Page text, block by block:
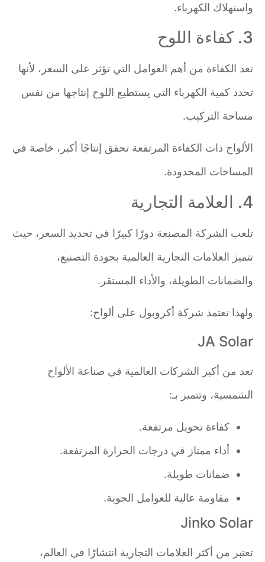
واستهلاك الكهرباء.
تعد الكفاءة من أهم العوامل التي تؤثر على السعر، لأنها
تحدد كمية الكهرباء التي يستطيع اللوح إنتاجها من نفس
مساحة التركيب.
الألواح ذات الكفاءة المرتفعة تحقق إنتاجًا أكبر، خاصة في
المساحات المحدودة.
تلعب الشركة المصنعة دورًا كبيرًا في تحديد السعر، حيث
تتميز العلامات التجارية العالمية بجودة التصنيع،
والضمانات الطويلة، والأداء المستقر.
ولهذا تعتمد شركة أكروبول على ألواح:
JA Solar
تعد من أكبر الشركات العالمية في صناعة الألواح
الشمسية، وتتميز بـ:
كفاءة تحويل مرتفعة.
أداء ممتاز في درجات الحرارة المرتفعة.
ضمانات طويلة.
مقاومة عالية للعوامل الجوية.
Jinko Solar
تعتبر من أكثر العلامات التجارية انتشارًا في العالم،